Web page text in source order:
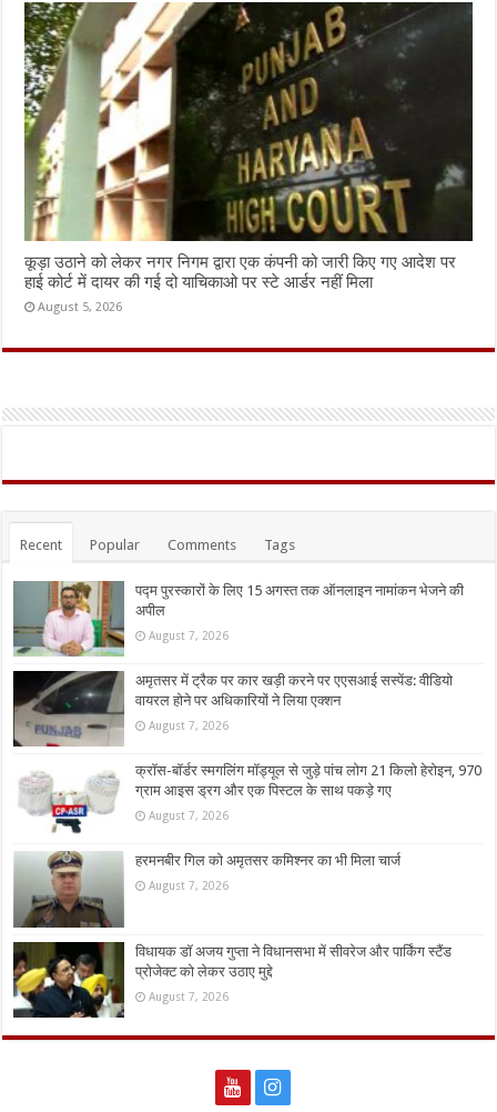
कूड़ा उठाने को लेकर नगर निगम द्वारा एक कंपनी को जारी किए गए आदेश पर
हाई कोर्ट में दायर की गई दो याचिकाओ पर स्टे आर्डर नहीं मिला
August 5, 2026
Recent Popular Comments Tags
पद्म पुरस्कारों के लिए 15 अगस्त तक ऑनलाइन नामांकन भेजने की
अपील
August 7, 2026
अमृतसर में ट्रैक पर कार खड़ी करने पर एएसआई सस्पेंड: वीडियो
वायरल होने पर अधिकारियों ने लिया एक्शन
August 7, 2026
क्रॉस-बॉर्डर स्मगलिंग मॉड्यूल से जुड़े पांच लोग 21 किलो हेरोइन, 970
ग्राम आइस ड्रग और एक पिस्टल के साथ पकड़े गए
August 7, 2026
हरमनबीर गिल को अमृतसर कमिश्नर का भी मिला चार्ज
August 7, 2026
विधायक डॉ अजय गुप्ता ने विधानसभा में सीवरेज और पार्किंग स्टैंड
प्रोजेक्ट को लेकर उठाए मुद्दे
August 7, 2026